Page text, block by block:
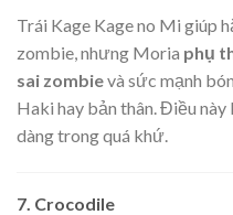
Trái Kage Kage no Mi giúp
zombie, nhưng Moria phụ
sai zombievà sức mạnh
Haki hay bản thân. Điều
dàng trong quá khứ.
7. Crocodile